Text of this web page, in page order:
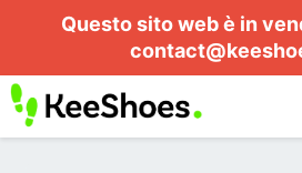
Questo sito web è in